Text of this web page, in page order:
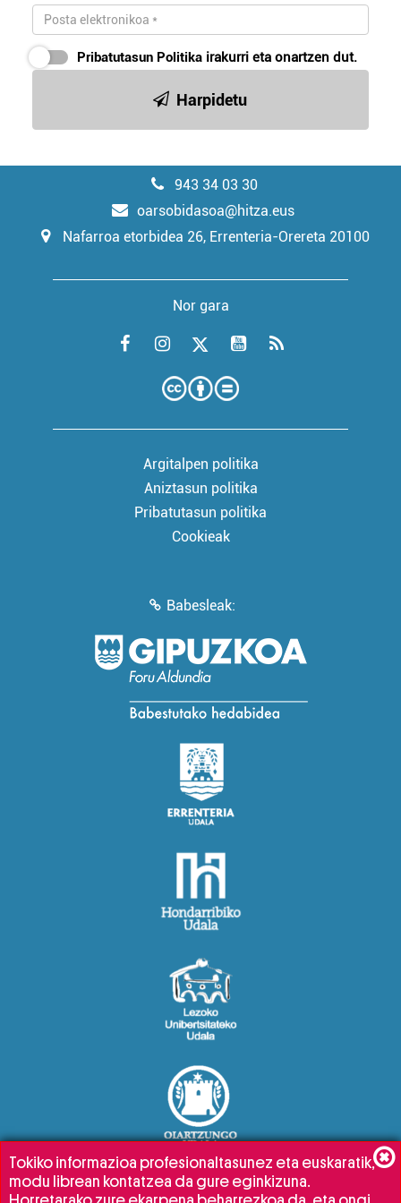
Pribatutasun Politika irakurri eta onartzen dut.
Harpidetu
943 34 03 30
oarsobidasoa@hitza.eus
Nafarroa etorbidea 26, Errenteria-Orereta 20100
Nor gara
Argitalpen politika
Aniztasun politika
Pribatutasun politika
Cookieak
Babesleak:
Tokiko informazioa profesionaltasunez eta euskaratik,
modu librean kontatzea da gure eginkizuna.